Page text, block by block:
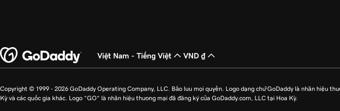
Việt Nam - Tiếng Việt VND ₫
Copyright © 1999 - 2026 GoDaddy Operating Company, LLC. Bảo lưu mọi quyền. Logo dạng chữ GoDaddy là nhãn hiệu
Kỳ và các quốc gia khác. Logo “GO” là nhãn hiệu thương mại đã đăng ký của GoDaddy.com, LLC tại Hoa Kỳ.